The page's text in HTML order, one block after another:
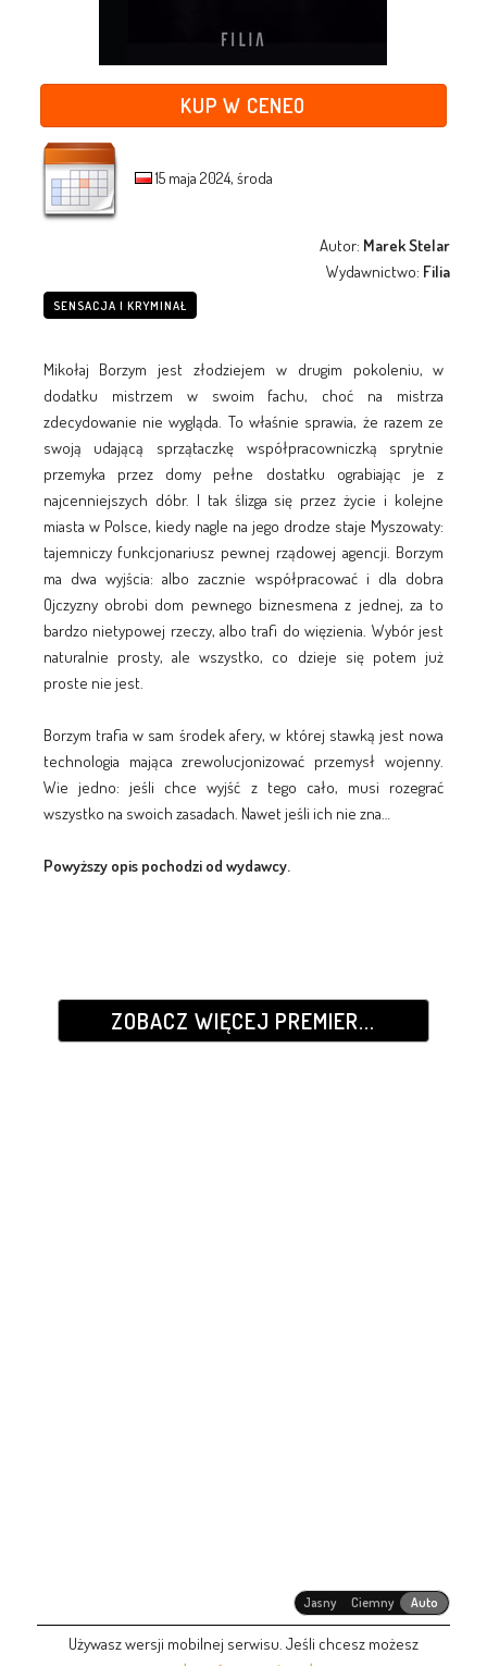
KUP W CENEO
15 maja 2024, środa
Autor: Marek Stelar
Wydawnictwo: Filia
SENSACJA I KRYMINAŁ
Mikołaj Borzym jest złodziejem w drugim pokoleniu, w
dodatku mistrzem w swoim fachu, choć na mistrza
zdecydowanie nie wygląda. To właśnie sprawia, że razem ze
swoją udającą sprzątaczkę współpracowniczką sprytnie
przemyka przez domy pełne dostatku ograbiając je z
najcenniejszych dóbr. I tak ślizga się przez życie i kolejne
miasta w Polsce, kiedy nagle na jego drodze staje Myszowaty:
tajemniczy funkcjonariusz pewnej rządowej agencji. Borzym
ma dwa wyjścia: albo zacznie współpracować i dla dobra
Ojczyzny obrobi dom pewnego biznesmena z jednej, za to
bardzo nietypowej rzeczy, albo trafi do więzienia. Wybór jest
naturalnie prosty, ale wszystko, co dzieje się potem już
proste nie jest.
Borzym trafia w sam środek afery, w której stawką jest nowa
technologia mająca zrewolucjonizować przemysł wojenny.
Wie jedno: jeśli chce wyjść z tego cało, musi rozegrać
wszystko na swoich zasadach. Nawet jeśli ich nie zna…
Powyższy opis pochodzi od wydawcy.
ZOBACZ WIĘCEJ PREMIER...
Jasny Ciemny Auto
Używasz wersji mobilnej serwisu. Jeśli chcesz możesz